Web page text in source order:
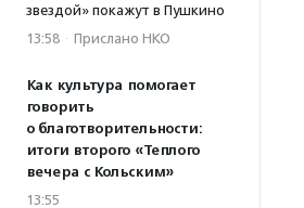
звездой» покажут в Пушкино
13:58 · Прислано НКО
Как культура помогает
говорить
о благотворительности:
итоги второго «Теплого
вечера с Кольским»
13:55